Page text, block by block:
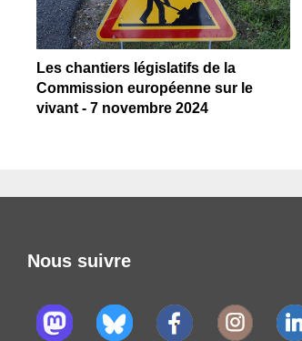
Les chantiers législatifs de la
Commission européenne sur le
vivant - 7 novembre 2024
Nous suivre